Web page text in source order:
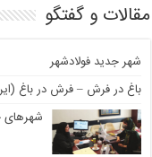
مقالات و گفتگو
شهر جدید فولادشهر
باغ در فرش – فرش در باغ
شهرهای